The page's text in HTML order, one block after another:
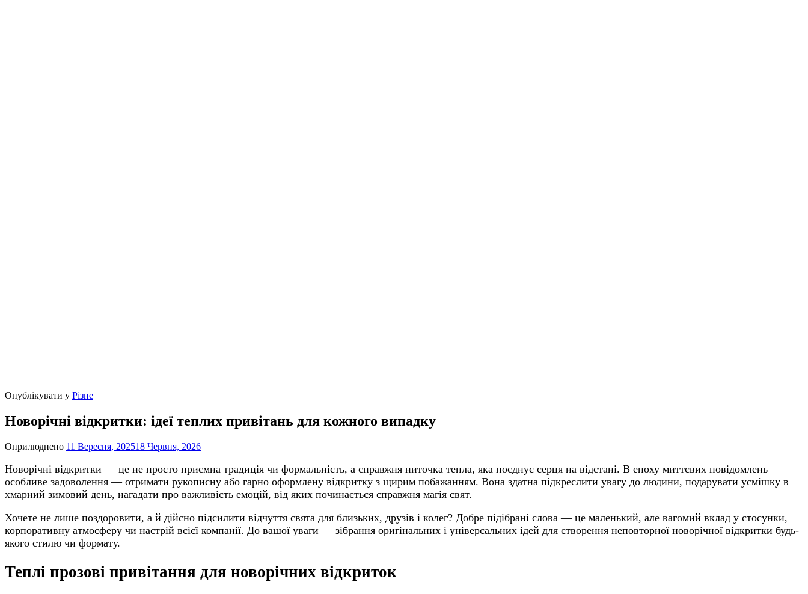
Опублікувати у Різне
Новорічні відкритки: ідеї теплих привітань для кожного випадку
Оприлюднено 11 Вересня, 202518 Червня, 2026
Новорічні відкритки — це не просто приємна традиція чи формальність, а справжня ниточка тепла, яка поєднує серця на відстані. В епоху миттєвих повідомлень
особливе задоволення — отримати рукописну або гарно оформлену відкритку з щирим побажанням. Вона здатна підкреслити увагу до людини, подарувати усмішку в
хмарний зимовий день, нагадати про важливість емоцій, від яких починається справжня магія свят.
Хочете не лише поздоровити, а й дійсно підсилити відчуття свята для близьких, друзів і колег? Добре підібрані слова — це маленький, але вагомий вклад у стосунки,
корпоративну атмосферу чи настрій всієї компанії. До вашої уваги — зібрання оригінальних і універсальних ідей для створення неповторної новорічної відкритки будь-
якого стилю чи формату.
Теплі прозові привітання для новорічних відкриток